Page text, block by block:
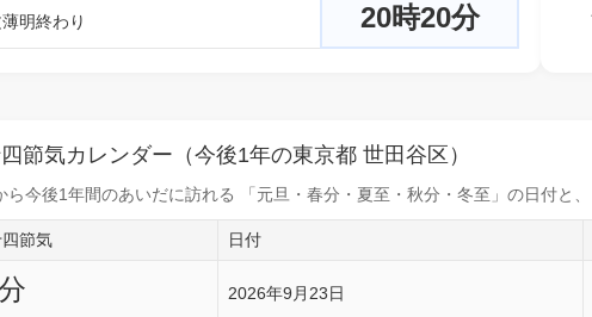
明終わり 20時20分
節気カレンダー（今後1年の東京都 世田谷区）
ら今後1年間のあいだに訪れる 「元旦・春分・夏至・秋分・冬至」の日付と
四節気 日付
2026年9月23日